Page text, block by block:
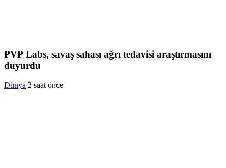
PVP Labs, savaş sahası ağrı tedavisi araştırmasını
duyurdu
Dünya 2 saat önce